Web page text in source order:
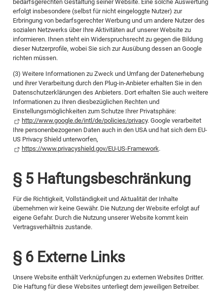
bedarfsgerechten Gestaltung seiner Website. Eine solche Auswertung
erfolgt insbesondere (selbst für nicht eingeloggte Nutzer) zur
Erbringung von bedarfsgerechter Werbung und um andere Nutzer des
sozialen Netzwerks über Ihre Aktivitäten auf unserer Website zu
informieren. Ihnen steht ein Widerspruchsrecht zu gegen die Bildung
dieser Nutzerprofile, wobei Sie sich zur Ausübung dessen an Google
richten müssen.
(3) Weitere Informationen zu Zweck und Umfang der Datenerhebung
und ihrer Verarbeitung durch den Plug-in-Anbieter erhalten Sie in den
Datenschutzerklärungen des Anbieters. Dort erhalten Sie auch weitere
Informationen zu Ihren diesbezüglichen Rechten und
Einstellungsmöglichkeiten zum Schutze Ihrer Privatsphäre:
http://www.google.de/intl/de/policies/privacy. Google verarbeitet
Ihre personenbezogenen Daten auch in den USA und hat sich dem EU-
US Privacy Shield unterworfen,
https://www.privacyshield.gov/EU-US-Framework.
§ 5 Haftungsbeschränkung
Für die Richtigkeit, Vollständigkeit und Aktualität der Inhalte
übernehmen wir keine Gewähr. Die Nutzung der Website erfolgt auf
eigene Gefahr. Durch die Nutzung unserer Website kommt kein
Vertragsverhältnis zustande.
§ 6 Externe Links
Unsere Website enthält Verknüpfungen zu externen Websites Dritter.
Die Haftung für diese Websites unterliegt dem jeweiligen Betreiber.